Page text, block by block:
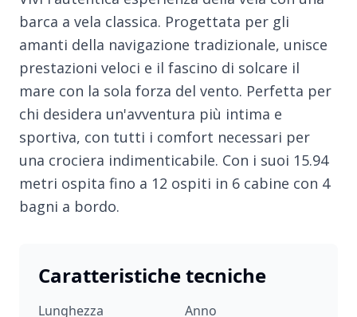
barca a vela classica. Progettata per gli
amanti della navigazione tradizionale, unisce
prestazioni veloci e il fascino di solcare il
mare con la sola forza del vento. Perfetta per
chi desidera un'avventura più intima e
sportiva, con tutti i comfort necessari per
una crociera indimenticabile. Con i suoi 15.94
metri ospita fino a 12 ospiti in 6 cabine con 4
bagni a bordo.
Caratteristiche tecniche
Lunghezza
Anno